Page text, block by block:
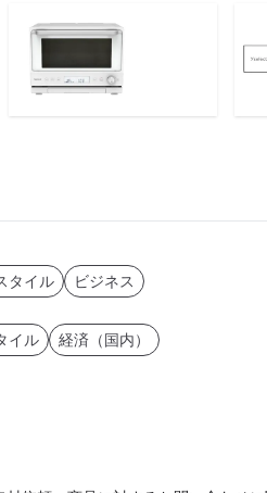
タイル ビジネス
イル 経済（国内）